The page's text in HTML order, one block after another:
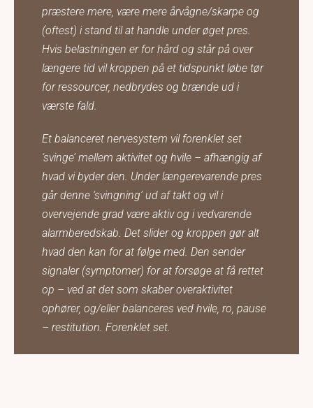
præstere mere, være mere årvågne/skarpe og
(oftest) i stand til at handle under øget pres.
Hvis belastningen er for hård og står på over
længere tid vil kroppen på et tidspunkt løbe tør
for ressourcer, nedbrydes og brænde ud i
værste fald.
Et balanceret nervesystem vil forenklet set
‘svinge’ mellem aktivitet og hvile – afhængig af
hvad vi byder den. Under længerevarende pres
går denne ‘svingning’ ud af takt og vil i
overvejende grad være aktiv og i vedvarende
alarmberedskab. Det slider og kroppen gør alt
hvad den kan for at følge med. Den sender
signaler (symptomer) for at forsøge at få rettet
op – ved at det som skaber overaktivitet
ophører, og/eller balanceres ved hvile, ro, pause
– restitution. Forenklet set.